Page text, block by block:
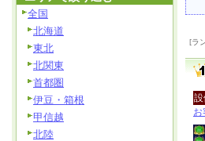
[ラ
設
お
全国
北海道
東北
北関東
首都圏
伊豆・箱根
甲信越
北陸